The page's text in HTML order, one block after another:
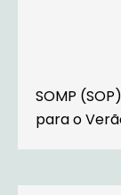
SOMP
para o